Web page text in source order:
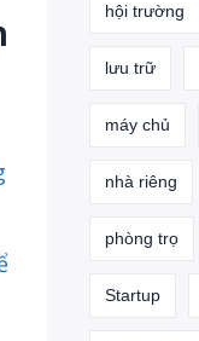
hội trường
lưu trữ
máy chủ
nhà riêng
phòng trọ
Startup